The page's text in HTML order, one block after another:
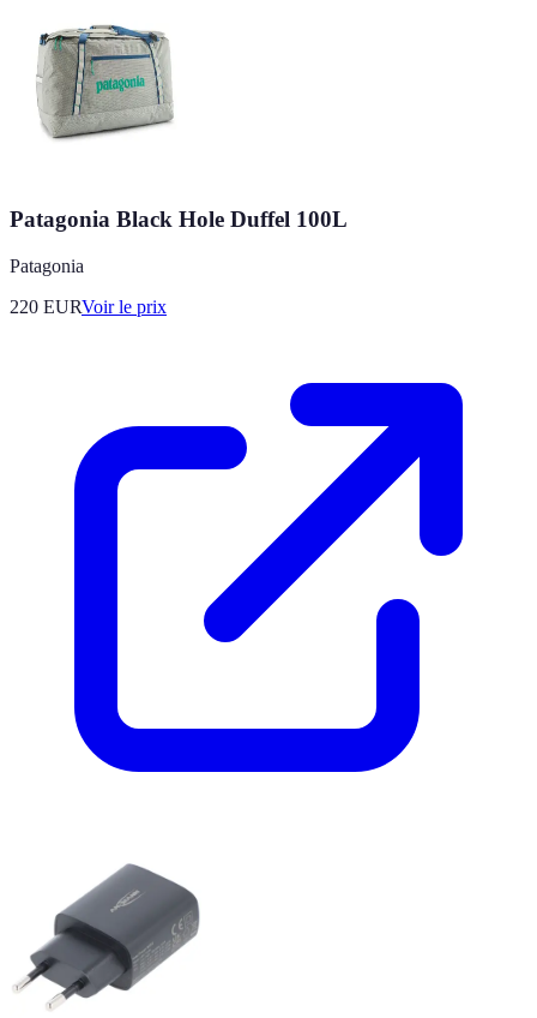
Patagonia Black Hole Duffel 100L
Patagonia
220 EURVoir le prix